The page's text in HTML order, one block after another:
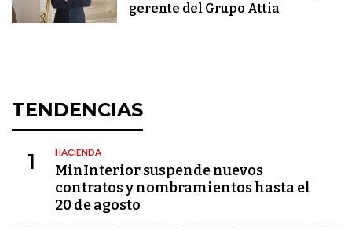
gerente del Grupo Attia
TENDENCIAS
1 HACIENDA
MinInterior suspende nuevos
contratos y nombramientos hasta el
20 de agosto